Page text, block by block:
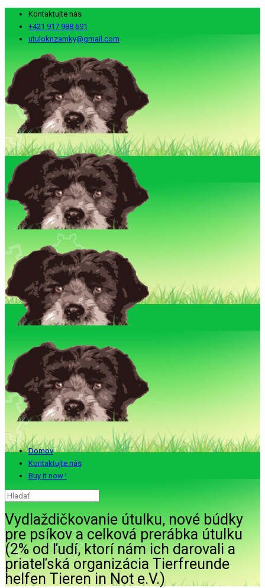
Kontaktujte nás
+421 917 988 691
utuloknzamky@gmail.com
Domov
Kontaktujte nás
Buy it now !
Vydlaždičkovanie útulku, nové búdky
pre psíkov a celková prerábka útulku
(2% od ľudí, ktorí nám ich darovali a
priateľská organizácia Tierfreunde
helfen Tieren in Not e.V.)